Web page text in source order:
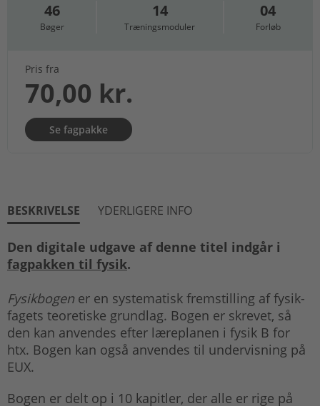
46
Bøger
14
Træningsmoduler
04
Forløb
Pris fra
70,00 kr.
Se fagpakke
BESKRIVELSE YDERLIGERE INFO
Den digitale udgave af denne titel indgår i
fagpakken til fysik.
Fysikbogen er en systematisk fremstilling af fysik-
fagets teoretiske grundlag. Bogen er skrevet, så
den kan anvendes efter læreplanen i fysik B for
htx. Bogen kan også anvendes til undervisning på
EUX.
Bogen er delt op i 10 kapitler, der alle er rige på